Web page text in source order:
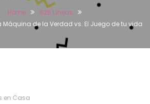
Home
625 Líneas
Máquina de la Verdad vs. El Juego de tu vida
en Casa